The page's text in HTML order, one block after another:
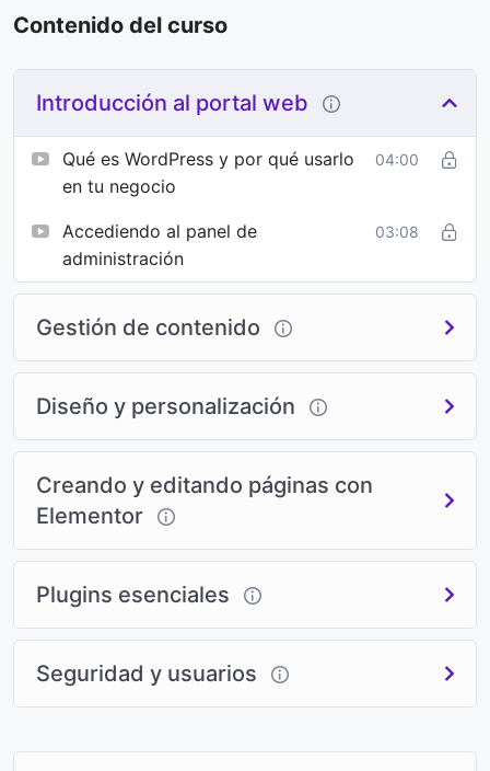
Contenido del curso
Introducción al portal web
Qué es WordPress y por qué usarlo
en tu negocio
04:00
Accediendo al panel de
administración
03:08
Gestión de contenido
Diseño y personalización
Creando y editando páginas con
Elementor
Plugins esenciales
Seguridad y usuarios